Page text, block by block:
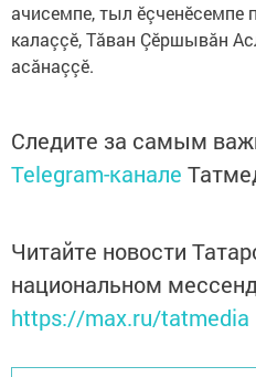
ачисемпе, тыл ӗçченӗсемпе
калаççӗ, Тăван Çӗршывăн
асăнаççӗ.
Следите за самым
Telegram-канале
Читайте новости
национальном
https://max.ru/tatmedia